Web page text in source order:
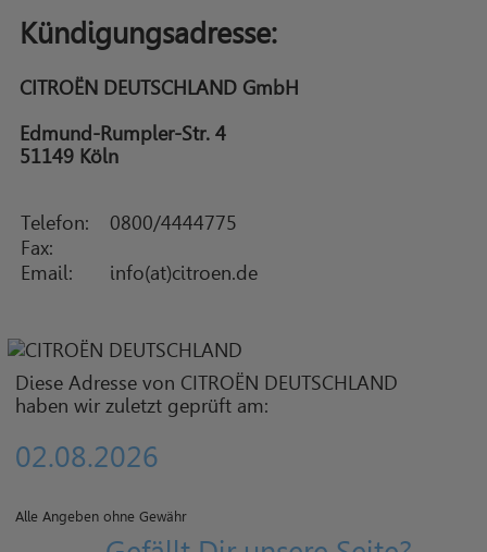
Kündigungsadresse:
CITROËN DEUTSCHLAND GmbH
Edmund-Rumpler-Str. 4
51149 Köln
Telefon:
0800/4444775
Fax:
Email:
info(at)citroen.de
Diese Adresse von CITROËN DEUTSCHLAND
haben wir zuletzt geprüft am:
02.08.2026
Alle Angeben ohne Gewähr